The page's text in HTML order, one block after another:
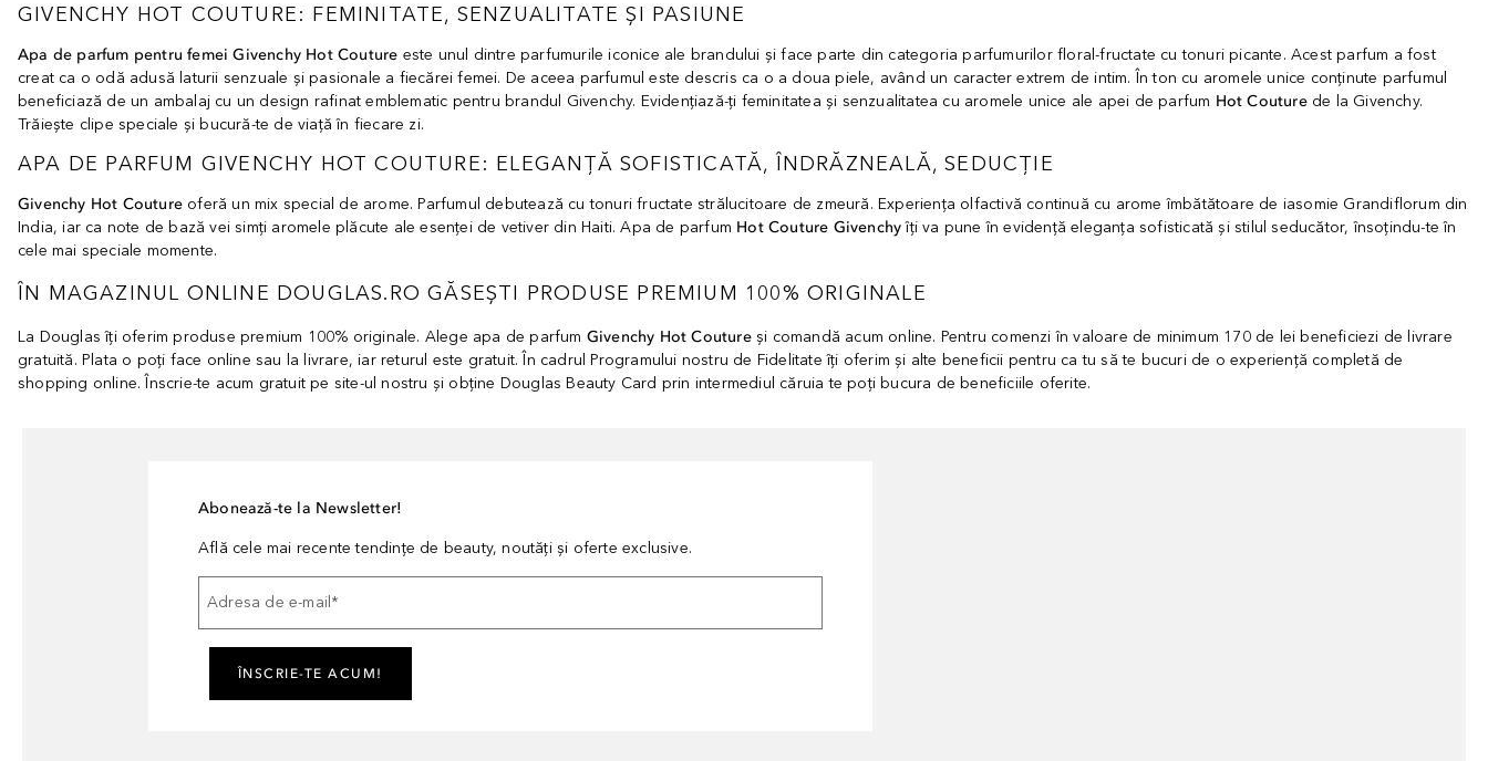
GIVENCHY HOT COUTURE: FEMINITATE, SENZUALITATE ȘI PASIUNE
Apa de parfum pentru femei Givenchy Hot Couture este unul dintre parfumurile iconice ale brandului și face parte din categoria parfumurilor floral-fructate cu tonuri picante. Acest parfum a fost
creat ca o odă adusă laturii senzuale și pasionale a fiecărei femei. De aceea parfumul este descris ca o a doua piele, având un caracter extrem de intim. În ton cu aromele unice conținute parfumul
beneficiază de un ambalaj cu un design rafinat emblematic pentru brandul Givenchy. Evidențiază-ți feminitatea și senzualitatea cu aromele unice ale apei de parfum Hot Couturede la Givenchy.
Trăiește clipe speciale și bucură-te de viață în fiecare zi.
APA DE PARFUM GIVENCHY HOT COUTURE: ELEGANȚĂ SOFISTICATĂ, ÎNDRĂZNEALĂ, SEDUCȚIE
Givenchy Hot Couture oferă un mix special de arome. Parfumul debutează cu tonuri fructate strălucitoare de zmeură. Experiența olfactivă continuă cu arome îmbătătoare de iasomie Grandiflorum din
India, iar ca note de bază vei simți aromele plăcute ale esenței de vetiver din Haiti. Apa de parfum Hot Couture Givenchyîți va pune în evidență eleganța sofisticată și stilul seducător, însoțindu-te în
cele mai speciale momente.
ÎN MAGAZINUL ONLINE DOUGLAS.RO GĂSEȘTI PRODUSE PREMIUM 100% ORIGINALE
La Douglas îți oferim produse premium 100% originale. Alege apa de parfum Givenchy Hot Coutureși comandă acum online. Pentru comenzi în valoare de minimum 170 de lei beneficiezi de livrare
gratuită. Plata o poți face online sau la livrare, iar returul este gratuit. În cadrul Programului nostru de Fidelitate îți oferim și alte beneficii pentru ca tu să te bucuri de o experiență completă de
shopping online. Înscrie-te acum gratuit pe site-ul nostru și obține Douglas Beauty Card prin intermediul căruia te poți bucura de beneficiile oferite.
Abonează-te la Newsletter!
Află cele mai recente tendințe de beauty, noutăți și oferte exclusive.
Adresa de e-mail *
ÎNSCRIE-TE ACUM!